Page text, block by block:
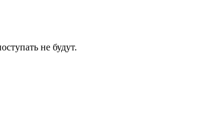
не будут.